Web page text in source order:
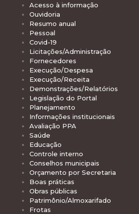
Acesso à informação
Ouvidoria
Resumo anual
Pessoal
Covid-19
Licitações/Administração
Fornecedores
Execução/Despesa
Execução/Receita
Demonstrações/Relatórios
Legislação do Portal
Planejamento
Informações institucionais
Avaliação PPA
Saúde
Educação
Controle interno
Conselhos municipais
Orçamento por Secretaria
Boas práticas
Obras públicas
Patrimônio/Almoxarifado
Frotas